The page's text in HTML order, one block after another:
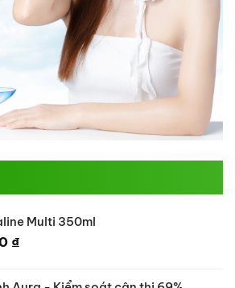
Multi 350ml
₫